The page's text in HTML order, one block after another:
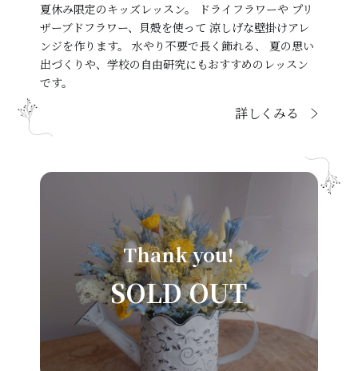
夏休み限定のキッズレッスン。 ドライフラワーや プリ
ザーブドフラワー、貝殻を使って 涼しげな壁掛けアレ
ンジを作ります。 水やり不要で長く飾れる、 夏の思い
出づくりや、学校の自由研究にもおすすめのレッスン
です。
詳しくみる
Thank you!
SOLD OUT